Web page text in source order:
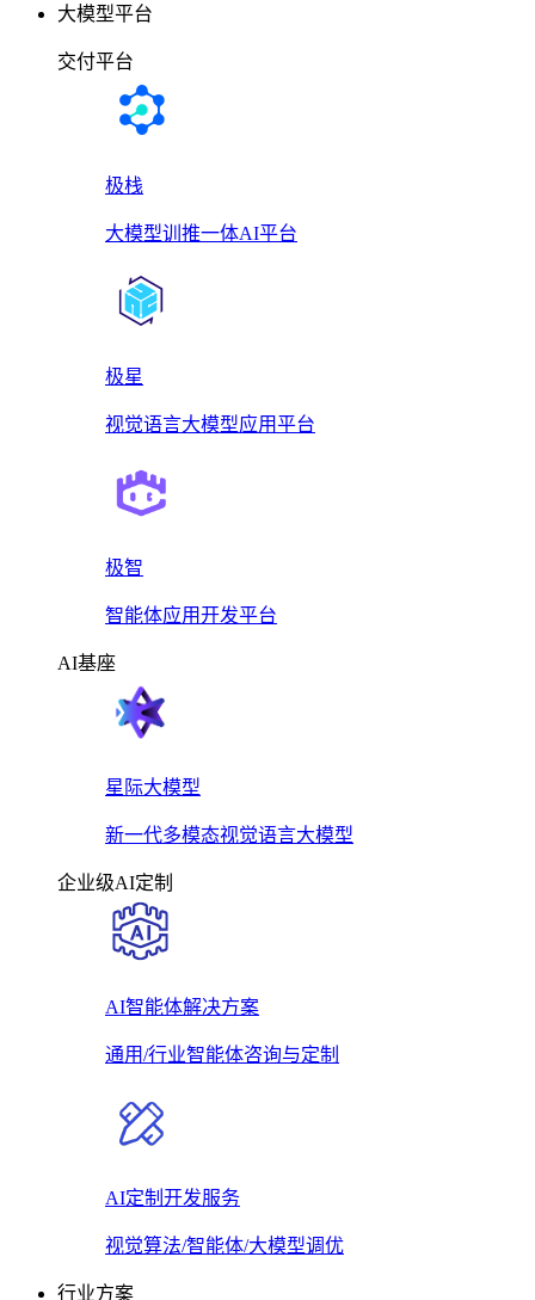
大模型平台
交付平台
极栈
大模型训推一体AI平台
极星
视觉语言大模型应用平台
极智
智能体应用开发平台
AI基座
星际大模型
新一代多模态视觉语言大模型
企业级AI定制
AI智能体解决方案
通用/行业智能体咨询与定制
AI定制开发服务
视觉算法/智能体/大模型调优
行业方案